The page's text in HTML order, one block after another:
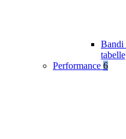
Bandi
Performance 6